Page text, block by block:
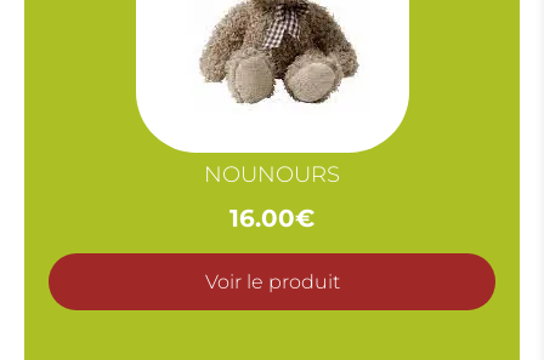
NOUNOURS
16.00€
Voir le produit